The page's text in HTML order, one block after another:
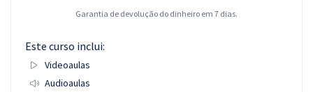
Garantia de devolução do dinheiro em 7 dias.
Este curso inclui:
Videoaulas
Audioaulas